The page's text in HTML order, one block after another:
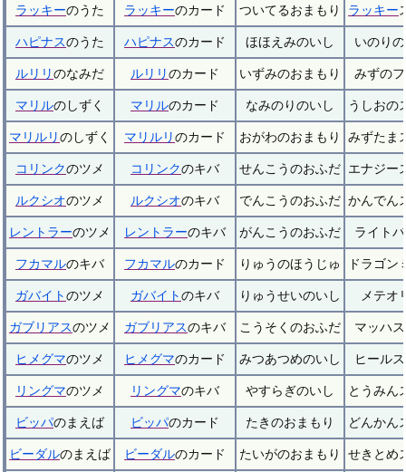
ラッキーのうた ラッキーのカード ついてるおまもり ラッキー
ハピナスのうた ハピナスのカード ほほえみのいし いのり
ルリリのなみだ ルリリのカード いずみのおまもり みずの
マリルのしずく マリルのカード なみのりのいし うしおの
マリルリのしずく マリルリのカード おがわのおまもり みずたま
コリンクのツメ コリンクのキバ せんこうのおふだ エナジー
ルクシオのツメ ルクシオのキバ でんこうのおふだ かんでん
レントラーのツメ レントラーのキバ がんこうのおふだ ライト
フカマルのキバ フカマルのカード りゅうのほうじゅ ドラゴン
ガバイトのツメ ガバイトのキバ りゅうせいのいし メテオ
ガブリアスのツメ ガブリアスのキバ こうそくのおふだ マッハ
ヒメグマのツメ ヒメグマのカード みつあつめのいし ヒール
リングマのツメ リングマのキバ やすらぎのいし とうみん
ビッパのまえば ビッパのカード たきのおまもり どんかん
ビーダルのまえば ビーダルのカード たいがのおまもり せきとめ